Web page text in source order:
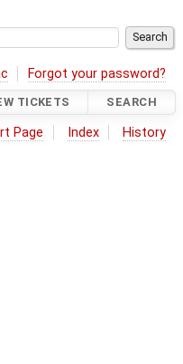
Forgot your password?
TICKETS SEARCH
Page Index History